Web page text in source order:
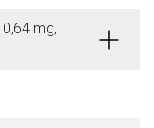
0,64 mg,